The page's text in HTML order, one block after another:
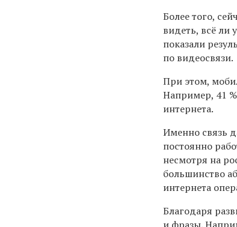
Более того,
видеть, всё ли
показали
по видеосвязи.
При этом,
Например, 41
интернета.
Именно связь
постоянно
несмотря на
большинство
интернета
Благодаря